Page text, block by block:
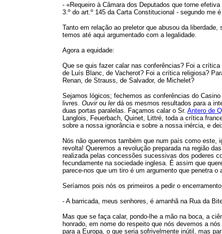
- «Requeiro à Câmara dos Deputados que torne
3.º do art.º 145 da Carta Constitucional - segundo me
Tanto em relação ao preletor que abusou da
temos até aqui argumentado com a legalidade.
Agora a equidade:
Que se quis fazer calar nas conferências? Foi a
de Luís Blanc, de Vacherot? Foi a crítica religiosa?
Renan, de Strauss, de Salvador, de Michelet?
Sejamos lógicos; fechemos as conferências do
livres. Ouvirou lerdá os mesmos resultados para a
duas portas paralelas. Façamos calar o Sr. Antero de
Langlois, Feuerbach, Quinet, Littré, toda a crítica
sobre a nossa ignorância e sobre a nossa inércia, e
Nós não queremos também que num país como
revolta! Queremos a revolução preparada na região
realizada pelas concessões sucessivas dos poderes
fecundamente na sociedade inglesa. É assim que
parece-nos que um tiro é um argumento que penetra
Seríamos pois nós os primeiros a pedir o
- A barricada, meus senhores, é amanhã na Rua da
Mas que se faça calar, pondo-lhe a mão na boca, a
honrado, em nome do respeito que nós devemos a
para a Europa, o que seria sofrivelmente inútil, mas